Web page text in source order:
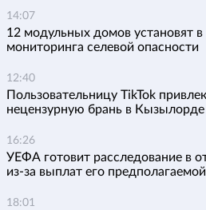
14:07
12 модульных домов установят
мониторинга селевой опасности
12:40
Пользовательницу TikTok
нецензурную брань в Кызылорде
16:26
УЕФА готовит расследование в
из-за выплат его
18:01